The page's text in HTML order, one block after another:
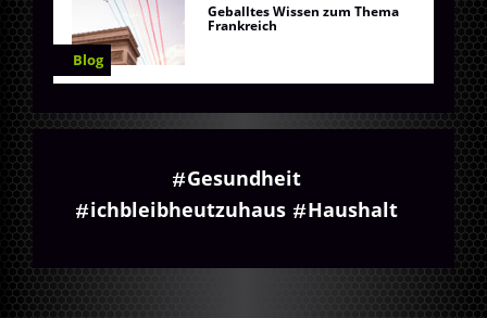
Blog
Geballtes Wissen zum Thema
Frankreich
Gesundheit
ichbleibheutzuhaus
Haushalt